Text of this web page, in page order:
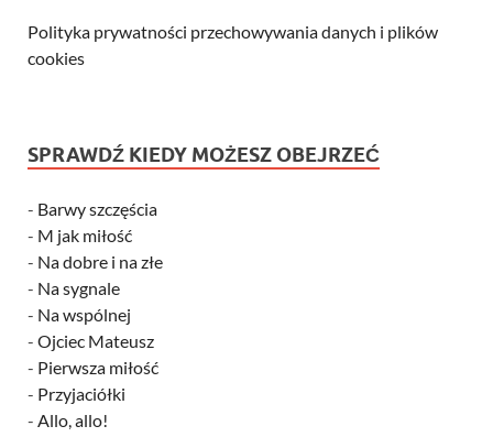
Polityka prywatności przechowywania danych i plików
cookies
SPRAWDŹ KIEDY MOŻESZ OBEJRZEĆ
- Barwy szczęścia
- M jak miłość
- Na dobre i na złe
- Na sygnale
- Na wspólnej
- Ojciec Mateusz
- Pierwsza miłość
- Przyjaciółki
- Allo, allo!